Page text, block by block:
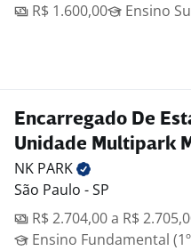
R$ 1.600,00
Ensino
Encarregado De
Unidade Multipark
NK PARK
São Paulo - SP
R$ 2.704,00 a R$
Ensino Fundamental